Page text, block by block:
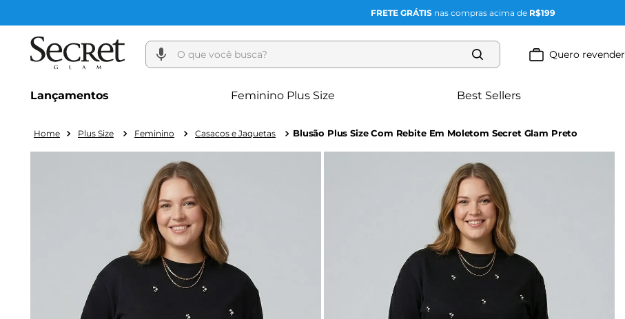
FRETE GRÁTIS nas compras acima de R$199
O que você busca?
Quero revender
Lançamentos Feminino Plus Size Best Sellers
Plus Size Feminino Casacos e Jaquetas Blusão Plus Size Com Rebite Em Moletom Secret Glam Preto